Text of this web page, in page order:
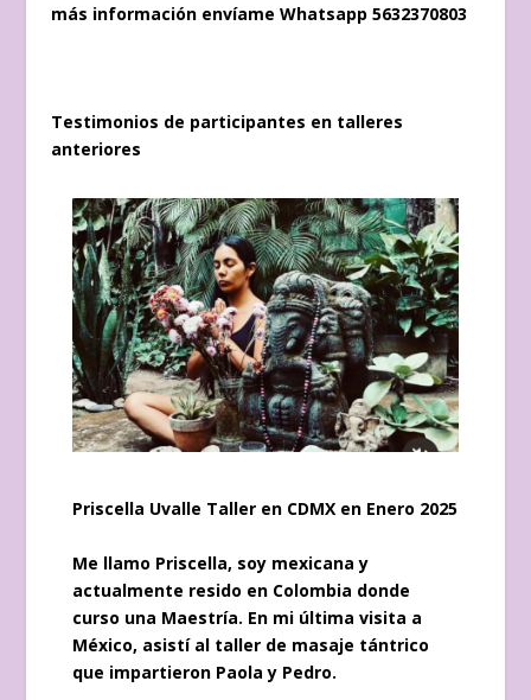
más información envíame Whatsapp 5632370803
Testimonios de participantes en talleres
anteriores
Priscella Uvalle Taller en CDMX en Enero 2025
Me llamo Priscella, soy mexicana y
actualmente resido en Colombia donde
curso una Maestría. En mi última visita a
México, asistí al taller de masaje tántrico
que impartieron Paola y Pedro.